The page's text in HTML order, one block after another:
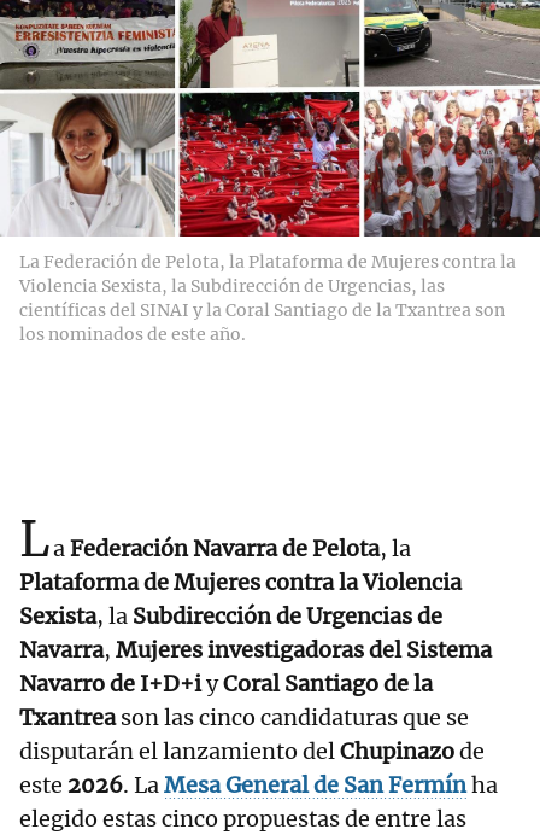
La Federación de Pelota, la Plataforma de Mujeres contra la
Violencia Sexista, la Subdirección de Urgencias, las
científicas del SINAI y la Coral Santiago de la Txantrea son
los nominados de este año.
LaFederación Navarra de Pelota, la
Plataforma de Mujeres contra la Violencia
Sexista, la Subdirección de Urgencias de
Navarra, Mujeres investigadoras del Sistema
Navarro de I+D+iyCoral Santiago de la
Txantreason las cinco candidaturas que se
disputarán el lanzamiento delChupinazode
este 2026. LaMesa General de San Fermínha
elegido estas cinco propuestas de entre las